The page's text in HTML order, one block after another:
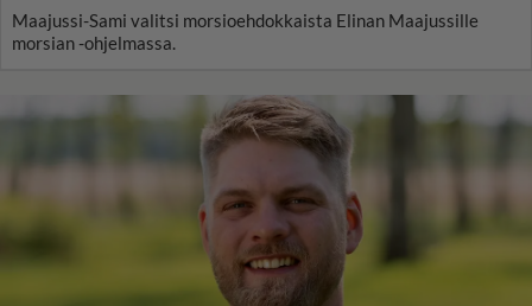
Maajussi-Sami valitsi morsioehdokkaista Elinan Maajussille
morsian -ohjelmassa.